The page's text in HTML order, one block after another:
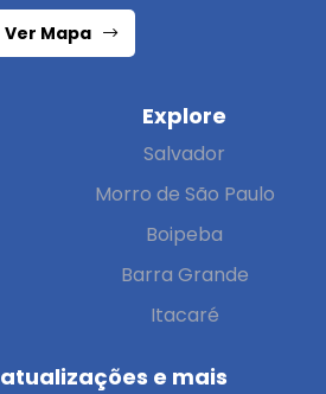
Ver Mapa
Explore
Salvador
Morro de São Paulo
Boipeba
Barra Grande
Itacaré
e mais